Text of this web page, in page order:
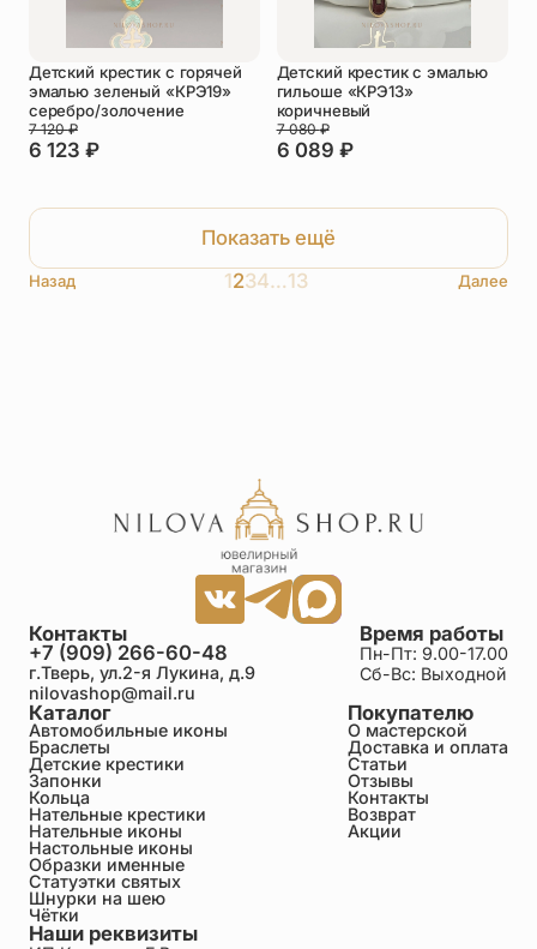
Детский крестик с горячей
эмалью зеленый «КРЭ19»
серебро/золочение
6 123 ₽
7 120₽
Детский крестик с эмалью
гильоше «КРЭ13»
коричневый
6 089 ₽
7 080₽
Показать ещё
Назад 1234…13 Далее
Каталог
Автомобильные иконы
Браслеты
Детские крестики
Запонки
Кольца
Нательные крестики
Нательные иконы
Настольные иконы
Образки именные
Статуэтки святых
Шнурки на шею
Чётки
Покупателю
О мастерской
Доставка и оплата
Статьи
Отзывы
Контакты
Возврат
Акции
Время работы
Пн-Пт: 9.00-17.00
Сб-Вс: Выходной
Контакты
+7 (909) 266-60-48
г.Тверь, ул.2-я Лукина, д.9
nilovashop@mail.ru
Наши реквизиты